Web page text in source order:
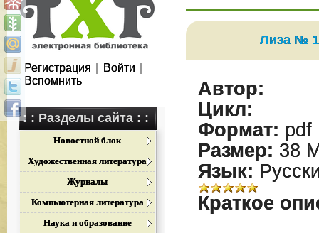
Регистрация Войти
Вспомнить
: : Разделы сайта : :
Новостной блок
Художественная литература
Журналы
Компьютерная литература
Наука и образование
Лиза № 1
Автор:
Цикл:
Формат: pdf
Размер: 38
Язык:
Краткое